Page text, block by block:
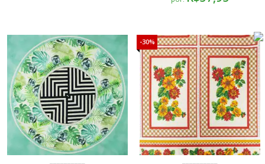
30%